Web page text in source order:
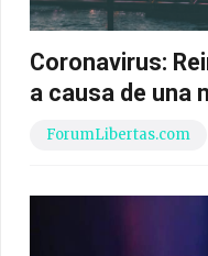
Coronavirus:
a causa de una
ForumLibertas.com